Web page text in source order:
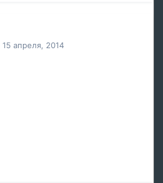
15 апреля, 2014